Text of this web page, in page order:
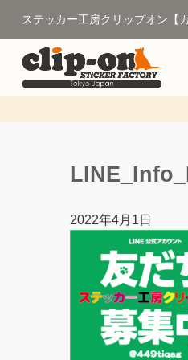
ステッカー工房クリップオン【
2022年4月1日